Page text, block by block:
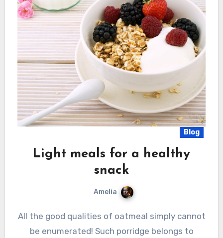
Blog
Light meals for a healthy
snack
Amelia
All the good qualities of oatmeal simply cannot
be enumerated! Such porridge belongs to